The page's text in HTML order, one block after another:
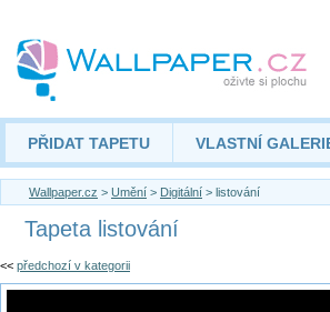
PŘIDAT TAPETU VLASTNÍ
Wallpaper.cz > Umění > Digitální > listování
Tapeta listování
<< předchozí v kategorii